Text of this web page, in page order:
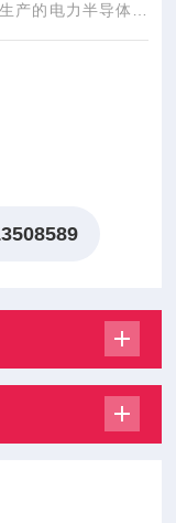
产的电力半导体器
N560CH45、N490